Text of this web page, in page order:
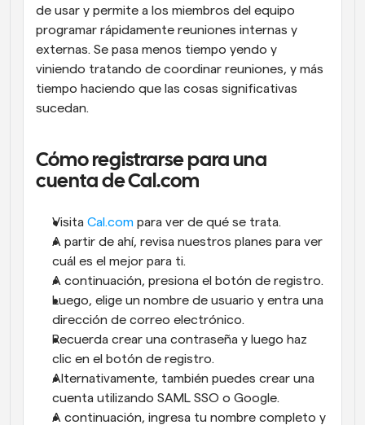
de usar y permite a los miembros del equipo
programar rápidamente reuniones internas y
externas. Se pasa menos tiempo yendo y
viniendo tratando de coordinar reuniones, y más
tiempo haciendo que las cosas significativas
sucedan.
Cómo registrarse para una
cuenta de Cal.com
Visita Cal.com para ver de qué se trata.
A partir de ahí, revisa nuestros planes para ver
cuál es el mejor para ti.
A continuación, presiona el botón de registro.
Luego, elige un nombre de usuario y entra una
dirección de correo electrónico.
Recuerda crear una contraseña y luego haz
clic en el botón de registro.
Alternativamente, también puedes crear una
cuenta utilizando SAML SSO o Google.
A continuación, ingresa tu nombre completo y